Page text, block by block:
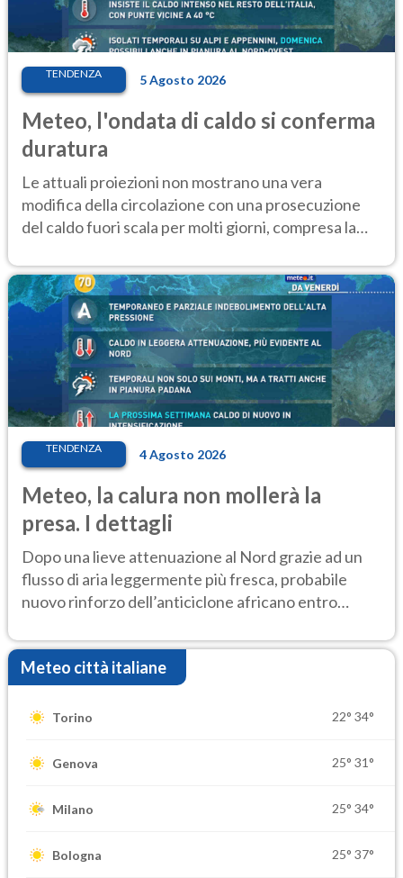
TENDENZA 5 Agosto 2026
Meteo, l'ondata di caldo si conferma
duratura
Le attuali proiezioni non mostrano una vera
modifica della circolazione con una prosecuzione
del caldo fuori scala per molti giorni, compresa la
TENDENZA 4 Agosto 2026
Meteo, la calura non mollerà la
presa. I dettagli
Dopo una lieve attenuazione al Nord grazie ad un
flusso di aria leggermente più fresca, probabile
nuovo rinforzo dell’anticiclone africano entro
Meteo città italiane
Torino 22° 34°
Genova 25° 31°
Milano 25° 34°
Bologna 25° 37°